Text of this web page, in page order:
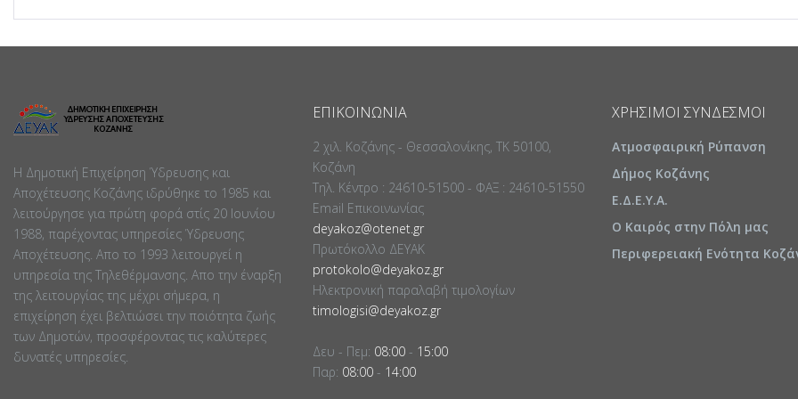
Η Δημοτική Επιχείρηση Ύδρευσης και
Αποχέτευσης Κοζάνης ιδρύθηκε το 1985 και
λειτούργησε για πρώτη φορά στίς 20 Ιουνίου
1988, παρέχοντας υπηρεσίες Ύδρευσης
Αποχέτευσης. Απο το 1993 λειτουργεί η
υπηρεσία της Τηλεθέρμανσης. Απο την έναρξη
της λειτουργίας της μέχρι σήμερα, η
επιχείρηση έχει βελτιώσει την ποιότητα ζωής
των Δημοτών, προσφέροντας τις καλύτερες
δυνατές υπηρεσίες.
ΕΠΙΚΟΙΝΩΝΊΑ
2 χιλ. Κοζάνης - Θεσσαλονίκης, ΤΚ 50100,
Κοζάνη
Τηλ. Κέντρο : 24610-51500 - ΦΑΞ : 24610-51550
Email Επικοινωνίας
deyakoz@otenet.gr
Πρωτόκολλο ΔΕΥΑΚ
protokolo@deyakoz.gr
Ηλεκτρονική παραλαβή τιμολογίων
timologisi@deyakoz.gr
Δευ - Πεμ: 08:00 - 15:00
Παρ: 08:00 - 14:00
ΧΡΉΣΙΜΟΙ ΣΎΝΔΕΣΜΟΙ
Ατμοσφαιρική Ρύπανση
Δήμος Κοζάνης
Ε.Δ.Ε.Υ.Α.
Ο Καιρός στην Πόλη μας
Περιφερειακή Ενότητα